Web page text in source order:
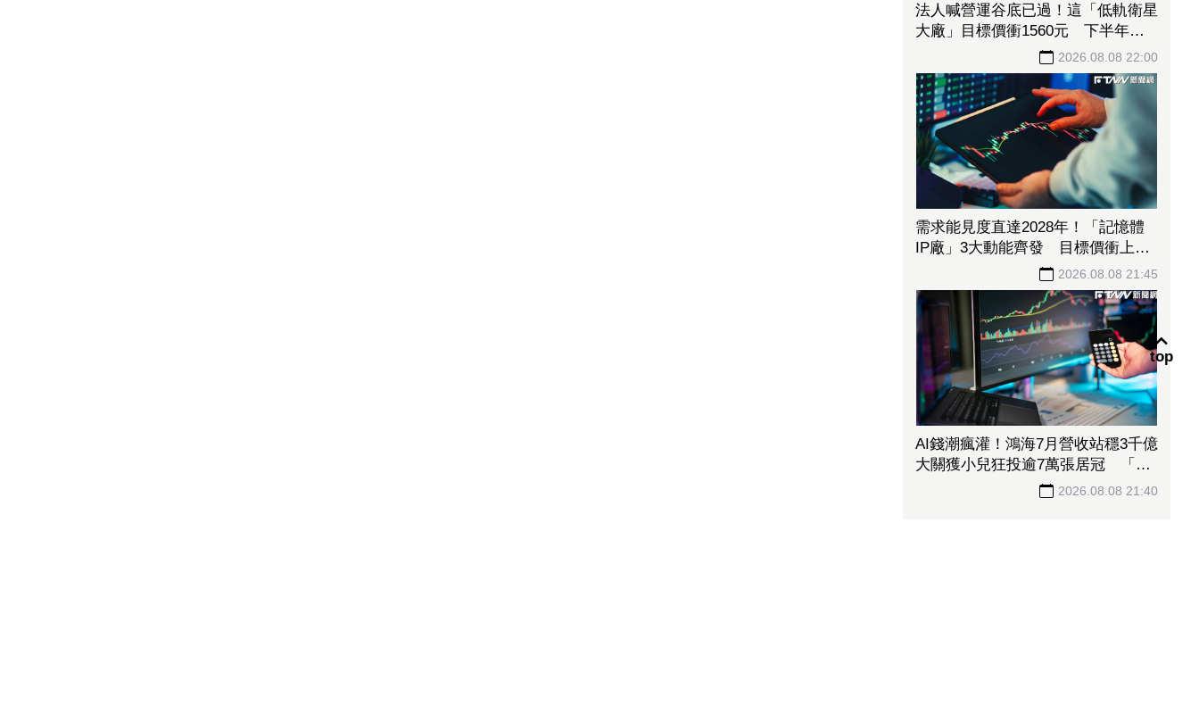
法人喊營運谷底已過！這「低軌衛星
大廠」目標價衝1560元 下半年出
貨回溫、營收估成長20%2026.08.08 22:00
需求能見度直達2028年！「記憶體
IP廠」3大動能齊發 目標價衝上
2026.08.08 21:45
AI錢潮瘋灌！鴻海7月營收站穩3千億
大關獲小兒狂投逾7萬張居冠 「這
檔」單月營收首跨9千億、法說前夕
2026.08.08 21:40
top